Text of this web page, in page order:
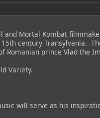
and Mortal Kombat
century Transylvania.
Romanian prince Vlad the
Variety.
will serve as his